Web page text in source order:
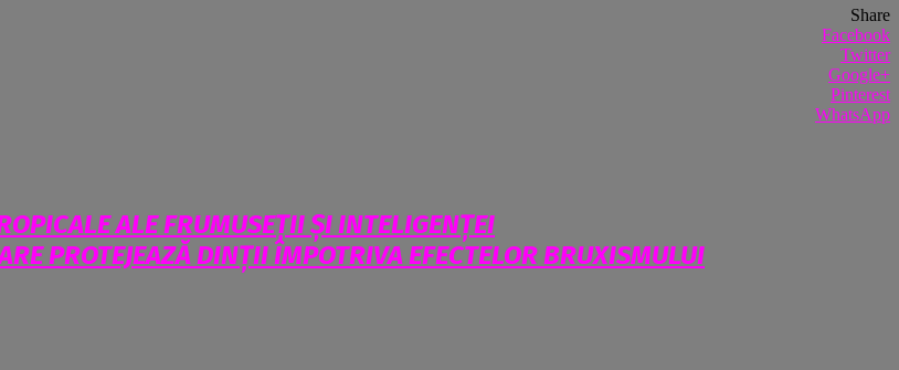
Share
Facebook
Twitter
Google+
Pinterest
WhatsApp
ALE FRUMUSEȚII ȘI INTELIGENȚEI
PROTEJEAZĂ DINȚII ÎMPOTRIVA EFECTELOR BRUXISMULUI